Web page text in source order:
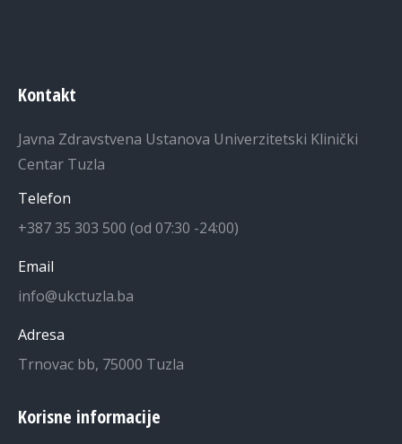
Kontakt
Javna Zdravstvena Ustanova Univerzitetski Klinički
Centar Tuzla
Telefon
+387 35 303 500 (od 07:30 -24:00)
Email
info@ukctuzla.ba
Adresa
Trnovac bb, 75000 Tuzla
Korisne informacije